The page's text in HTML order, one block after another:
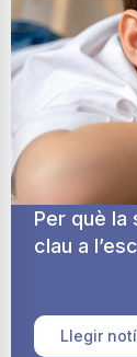
Per què la
clau a
Llegir